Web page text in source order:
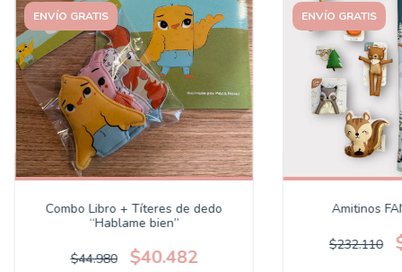
ENVÍO GRATIS
Combo Libro + Títeres de dedo
“Hablame bien”
$44.980 $40.482
ENVÍO GRATIS
Amitinos
$232.110